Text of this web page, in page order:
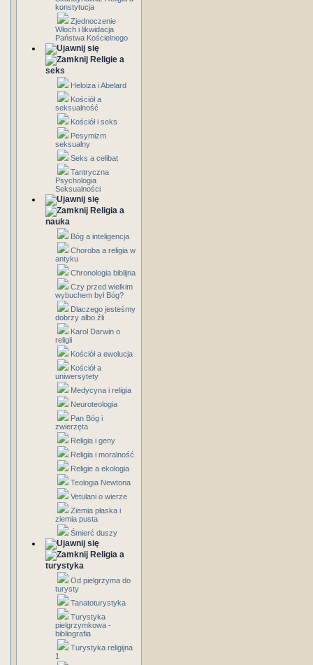
konstytucja
Zjednoczenie
Włoch i likwidacja
Państwa Kościelnego
Religie a
seks
Heloiza i Abelard
Kościół a
seksualność
Kościół i seks
Pesymizm
seksualny
Seks a celibat
Tantryczna
Psychologia
Seksualności
Religia a
nauka
Bóg a inteligencja
Choroba a religia w
antyku
Chronologia biblijna
Czy przed wielkim
wybuchem był Bóg?
Dlaczego jesteśmy
dobrzy albo źli
Karol Darwin o
religii
Kościół a ewolucja
Kościół a
uniwersytety
Medycyna i religia
Neuroteologia
Pan Bóg i
zwierzęta
Religia i geny
Religia i moralność
Religie a ekologia
Teologia Newtona
Vetulani o wierze
Ziemia płaska i
ziemia pusta
Śmierć duszy
Religia a
turystyka
Od pielgrzyma do
turysty
Tanatoturystyka
Turystyka
pielgrzymkowa -
bibliografia
Turystyka religijna
1